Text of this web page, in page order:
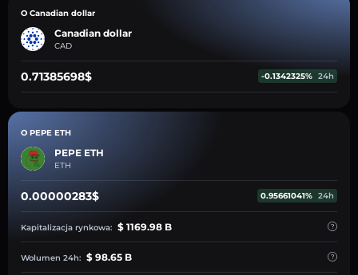
O Canadian dollar
Canadian dollar
CAD
0.71385698$ -0.1342325% 24h
O PEPE ETH
PEPE ETH
ETH
0.00000283$ 0.95661041% 24h
Kapitalizacja rynkowa: $ 1169.98 B
Wolumen 24h: $ 98.65 B